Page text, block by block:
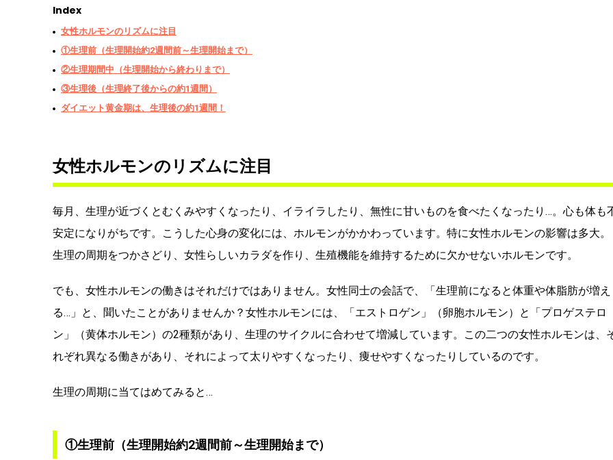
Index
女性ホルモンのリズムに注目
①生理前（生理開始約2週間前～生理開始まで）
②生理期間中（生理開始から終わりまで）
③生理後（生理終了後からの約1週間）
ダイエット黄金期は、生理後の約1週間！
女性ホルモンのリズムに注目
毎月、生理が近づくとむくみやすくなったり、イライラしたり、無性に甘いものを食べたくなったり…。心も体も
安定になりがちです。こうした心身の変化には、ホルモンがかかわっています。特に女性ホルモンの影響は多大。
生理の周期をつかさどり、女性らしいカラダを作り、生殖機能を維持するために欠かせないホルモンです。
でも、女性ホルモンの働きはそれだけではありません。女性同士の会話で、「生理前になると体重や体脂肪が増え
る…」と、聞いたことがありませんか？女性ホルモンには、「エストロゲン」（卵胞ホルモン）と「プロゲステロ
ン」（黄体ホルモン）の2種類があり、生理のサイクルに合わせて増減しています。この二つの女性ホルモンは、
れぞれ異なる働きがあり、それによって太りやすくなったり、痩せやすくなったりしているのです。
生理の周期に当てはめてみると…
①生理前（生理開始約2週間前～生理開始まで）